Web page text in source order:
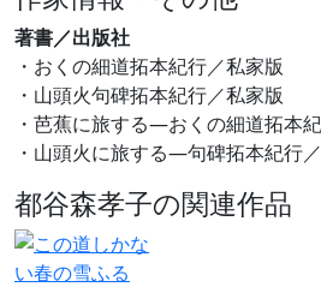
著書／出版社
・おくの細道拓本紀行／私家版
・山頭火句碑拓本紀行／私家版
・芭蕉に旅する—おくの細道拓本
・山頭火に旅する—句碑拓本紀行
都谷森孝子の関連作品